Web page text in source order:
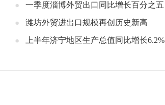
一季度淄博外贸出口同比增长百分之五
潍坊外贸进出口规模再创历史新高
上半年济宁地区生产总值同比增长6.2%